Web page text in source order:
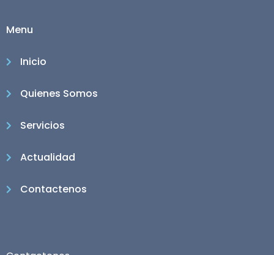
Menu
Inicio
Quienes Somos
Servicios
Actualidad
Contactenos